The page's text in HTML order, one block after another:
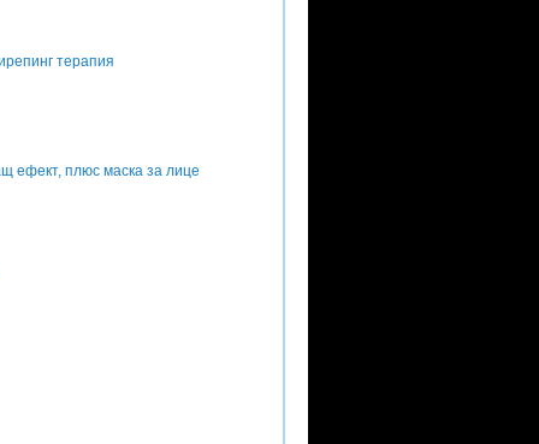
терапия
ефект, плюс маска за лице